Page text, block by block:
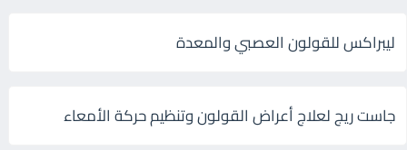
ليبراكس للقولون العصبي والمعدة
جاست ريج لعلاج أعراض القولون وتنظيم حركة الأمعاء